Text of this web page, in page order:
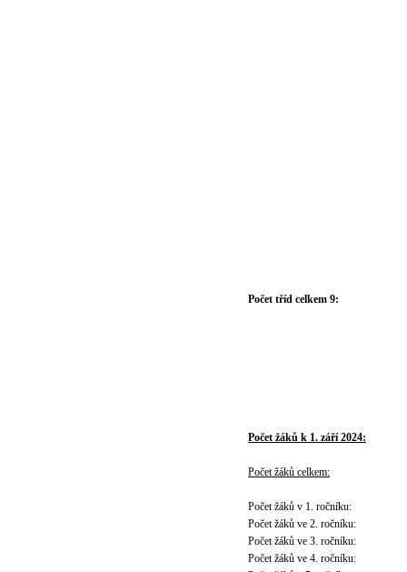
Počet tříd celkem 9:
Počet žáků k 1. září 2024:
Počet žáků celkem:
Počet žáků v 1. ročníku:
Počet žáků ve 2. ročníku:
Počet žáků ve 3. ročníku:
Počet žáků ve 4. ročníku: